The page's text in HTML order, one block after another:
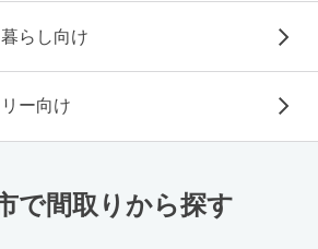
らし向け
ー向け
で間取りから探す